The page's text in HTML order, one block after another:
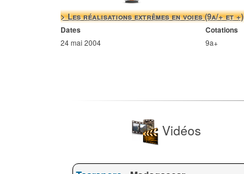
> Les réalisations extrêmes en voies (9a/+ et +)
Dates Cotations
24 mai 2004 9a+
Vidéos